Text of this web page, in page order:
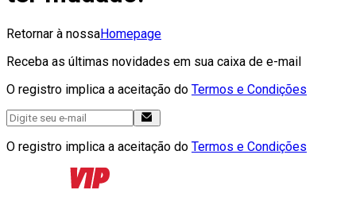
Retornar à nossaHomepage
Receba as últimas novidades em sua caixa de e-mail
O registro implica a aceitação do Termos e Condições
O registro implica a aceitação do Termos e Condições